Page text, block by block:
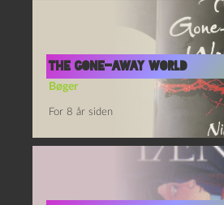
The Gone-Away World
Bøger
For 8 år siden